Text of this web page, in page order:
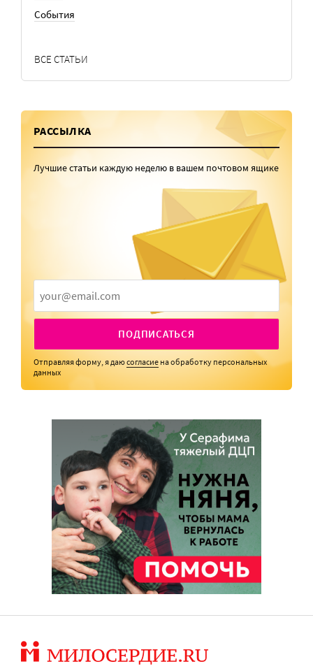
События
ВСЕ СТАТЬИ
РАССЫЛКА
Лучшие статьи каждую неделю в вашем почтовом ящике
ПОДПИСАТЬСЯ
Отправляя форму, я даюсогласие на обработку персональных
данных